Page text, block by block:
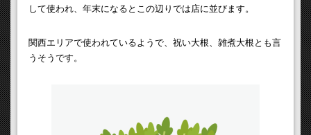
して使われ、年末になるとこの辺りでは店に並びます。
関西エリアで使われているようで、祝い大根、雑煮大根とも言
うそうです。